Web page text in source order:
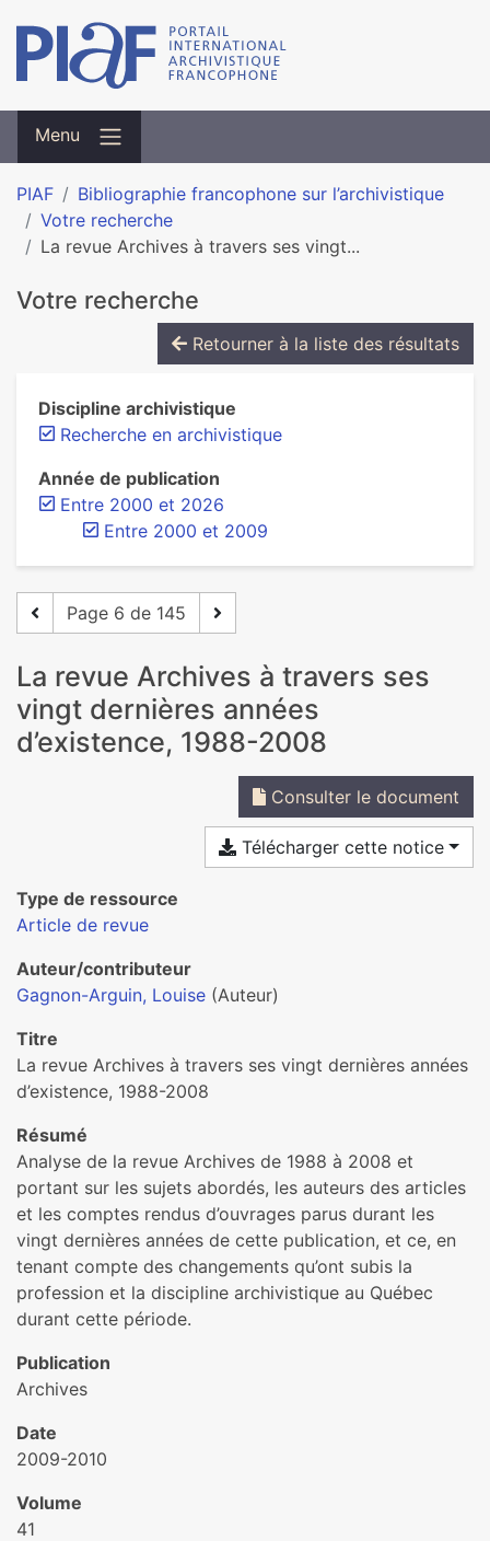
Menu
PIAF
Bibliographie francophone sur l’archivistique
Votre recherche
La revue Archives à travers ses vingt...
Votre recherche
Retourner à la liste des résultats
Discipline archivistique
Recherche en archivistique
Année de publication
Entre 2000 et 2026
Entre 2000 et 2009
Page 6 de 145
La revue Archives à travers ses
vingt dernières années
d’existence, 1988-2008
Consulter le document
Télécharger cette notice
Type de ressource
Article de revue
Auteur/contributeur
Gagnon-Arguin, Louise (Auteur)
Titre
La revue Archives à travers ses vingt dernières années
d’existence, 1988-2008
Résumé
Analyse de la revue Archives de 1988 à 2008 et
portant sur les sujets abordés, les auteurs des articles
et les comptes rendus d’ouvrages parus durant les
vingt dernières années de cette publication, et ce, en
tenant compte des changements qu’ont subis la
profession et la discipline archivistique au Québec
durant cette période.
Publication
Archives
Date
2009-2010
Volume
41